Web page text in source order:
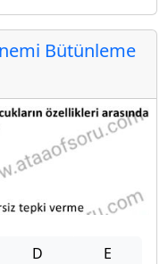
Bütünleme
D E